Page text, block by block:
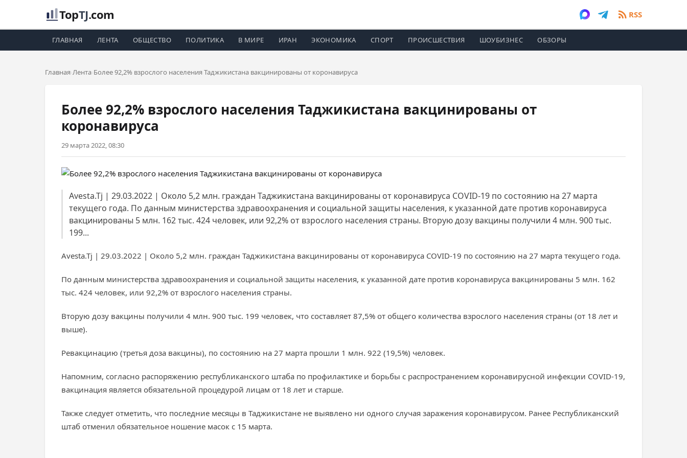
TopTJ.com RSS
ГЛАВНАЯ ЛЕНТА ОБЩЕСТВО ПОЛИТИКА В МИРЕ ИРАН ЭКОНОМИКА СПОРТ ПРОИСШЕСТВИЯ ШОУБИЗНЕС ОБЗОРЫ
Главная Лента Более 92,2% взрослого населения Таджикистана вакцинированы от коронавируса
Более 92,2% взрослого населения Таджикистана вакцинированы от
коронавируса
29 марта 2022, 08:30
Avesta.Tj | 29.03.2022 | Около 5,2 млн. граждан Таджикистана вакцинированы от коронавируса COVID-19 по состоянию на 27 марта
текущего года. По данным министерства здравоохранения и социальной защиты населения, к указанной дате против коронавируса
вакцинированы 5 млн. 162 тыс. 424 человек, или 92,2% от взрослого населения страны. Вторую дозу вакцины получили 4 млн. 900 тыс.
199...
Avesta.Tj | 29.03.2022 | Около 5,2 млн. граждан Таджикистана вакцинированы от коронавируса COVID-19 по состоянию на 27 марта текущего года.
По данным министерства здравоохранения и социальной защиты населения, к указанной дате против коронавируса вакцинированы 5 млн. 162
тыс. 424 человек, или 92,2% от взрослого населения страны.
Вторую дозу вакцины получили 4 млн. 900 тыс. 199 человек, что составляет 87,5% от общего количества взрослого населения страны (от 18 лет и
выше).
Ревакцинацию (третья доза вакцины), по состоянию на 27 марта прошли 1 млн. 922 (19,5%) человек.
Напомним, согласно распоряжению республиканского штаба по профилактике и борьбы с распространением коронавирусной инфекции COVID-19,
вакцинация является обязательной процедурой лицам от 18 лет и старше.
Также следует отметить, что последние месяцы в Таджикистане не выявлено ни одного случая заражения коронавирусом. Ранее Республиканский
штаб отменил обязательное ношение масок с 15 марта.